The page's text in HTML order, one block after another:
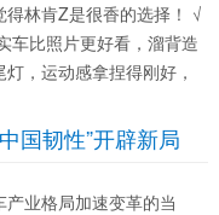
得林肯Z是很香的选择！ √
车比照片更好看，溜背造
，运动感拿捏得刚好，
类型。 √内饰科技感拉
的就是中控那块27英寸大
国韧性”开辟新局
产业格局加速变革的当